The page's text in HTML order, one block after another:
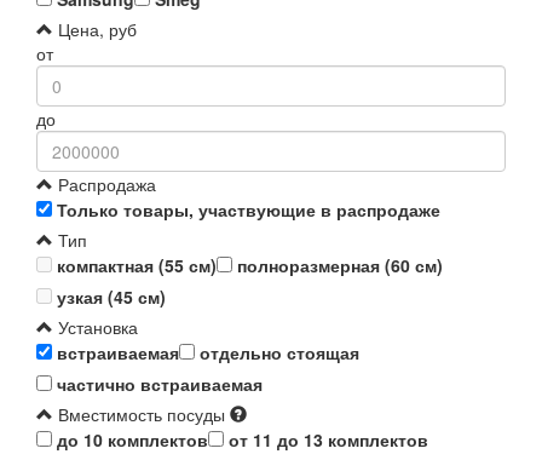
Цена, руб
от
до
Распродажа
Только товары, участвующие в распродаже
Тип
компактная (55 см)
полноразмерная (60 см)
узкая (45 см)
Установка
встраиваемая
отдельно стоящая
частично встраиваемая
Вместимость посуды
до 10 комплектов
от 11 до 13 комплектов